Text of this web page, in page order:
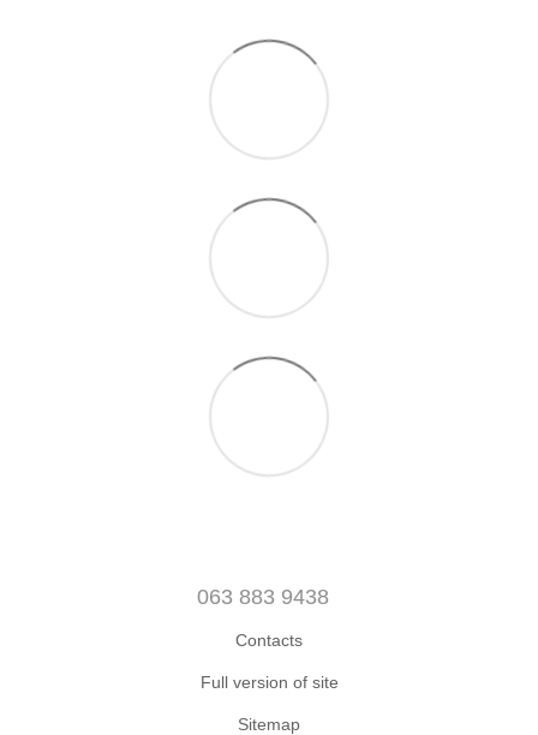
063 883 9438
Contacts
Full version of site
Sitemap